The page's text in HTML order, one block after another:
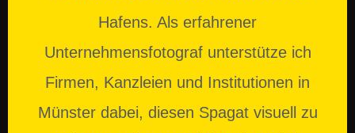
Hafens. Als erfahrener
Unternehmensfotograf unterstütze ich
Firmen, Kanzleien und Institutionen in
Münster dabei, diesen Spagat visuell zu